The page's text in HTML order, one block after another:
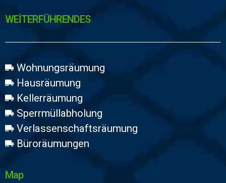
WEİTERFÜHRENDES
Wohnungsräumung
Hausräumung
Kellerräumung
Sperrmüllabholung
Verlassenschaftsräumung
Büroräumungen
Map